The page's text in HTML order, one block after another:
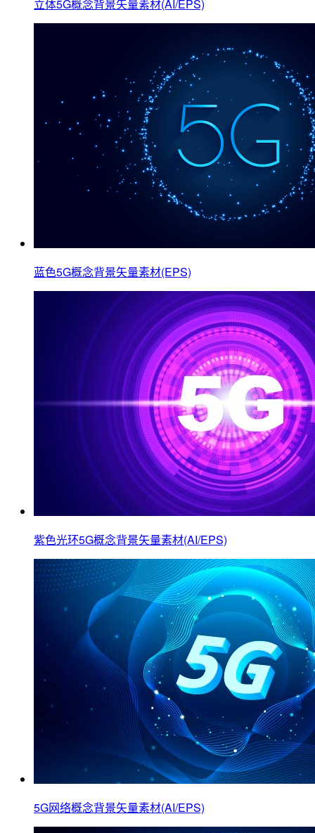
立体5G概念背景矢量素材(AI/EPS)
蓝色5G概念背景矢量素材(EPS)
紫色光环5G概念背景矢量素材(AI/EPS)
5G网络概念背景矢量素材(AI/EPS)